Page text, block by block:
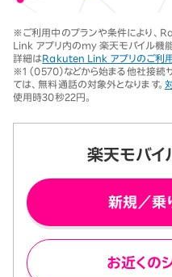
※ご利用中のプランや条件により、
Link アプリ内のmy 楽天モバイル機能
詳細はRakuten Link アプリのご利
※1 （0570）などから始まる他社接続
ては、無料通話の対象外となります。
使用時30秒22円。
楽天モバイ
新規／乗
お近くの